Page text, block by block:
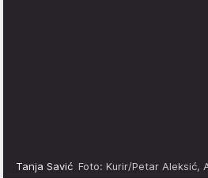
Tanja Savić Foto: Kurir/Petar Aleksić,